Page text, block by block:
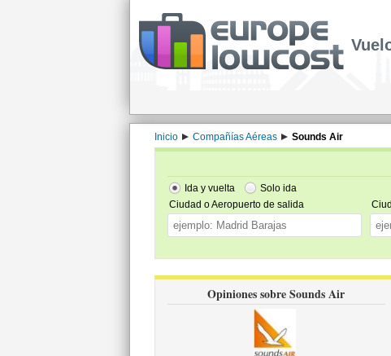
Inicio Compañías Aéreas Sounds Air
Ida y vuelta
Solo ida
Ciudad o Aeropuerto de salida
Opiniones sobre Sounds Air